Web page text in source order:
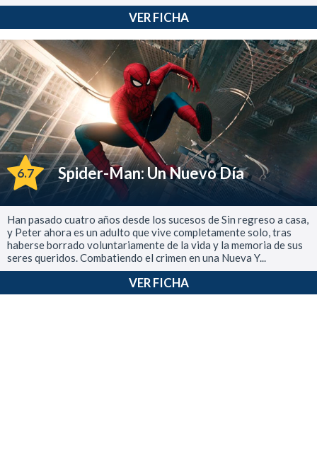
VER FICHA
6.7 Spider-Man: Un Nuevo Día
Han pasado cuatro años desde los sucesos de Sin regreso a casa,
y Peter ahora es un adulto que vive completamente solo, tras
haberse borrado voluntariamente de la vida y la memoria de sus
seres queridos. Combatiendo el crimen en una Nueva Y...
VER FICHA